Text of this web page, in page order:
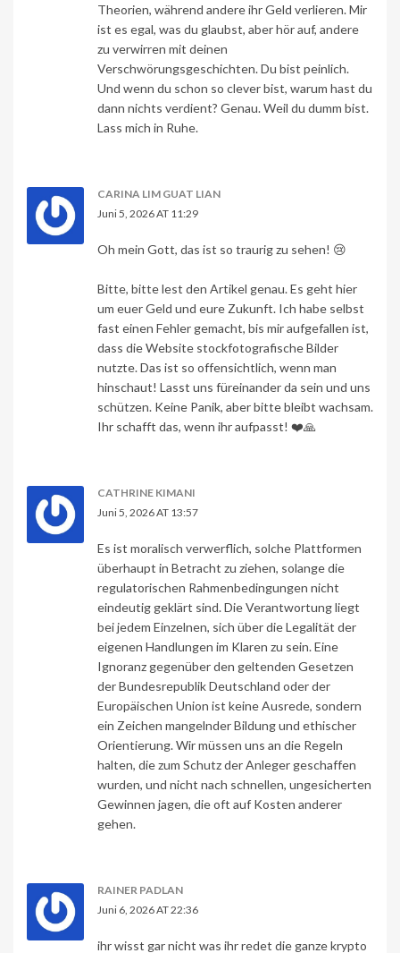
Theorien, während andere ihr Geld verlieren. Mir
ist es egal, was du glaubst, aber hör auf, andere
zu verwirren mit deinen
Verschwörungsgeschichten. Du bist peinlich.
Und wenn du schon so clever bist, warum hast du
dann nichts verdient? Genau. Weil du dumm bist.
Lass mich in Ruhe.
CARINA LIM GUAT LIAN
Juni 5, 2026 AT 11:29
Oh mein Gott, das ist so traurig zu sehen! 😢
Bitte, bitte lest den Artikel genau. Es geht hier
um euer Geld und eure Zukunft. Ich habe selbst
fast einen Fehler gemacht, bis mir aufgefallen ist,
dass die Website stockfotografische Bilder
nutzte. Das ist so offensichtlich, wenn man
hinschaut! Lasst uns füreinander da sein und uns
schützen. Keine Panik, aber bitte bleibt wachsam.
Ihr schafft das, wenn ihr aufpasst! ❤️🙏
CATHRINE KIMANI
Juni 5, 2026 AT 13:57
Es ist moralisch verwerflich, solche Plattformen
überhaupt in Betracht zu ziehen, solange die
regulatorischen Rahmenbedingungen nicht
eindeutig geklärt sind. Die Verantwortung liegt
bei jedem Einzelnen, sich über die Legalität der
eigenen Handlungen im Klaren zu sein. Eine
Ignoranz gegenüber den geltenden Gesetzen
der Bundesrepublik Deutschland oder der
Europäischen Union ist keine Ausrede, sondern
ein Zeichen mangelnder Bildung und ethischer
Orientierung. Wir müssen uns an die Regeln
halten, die zum Schutz der Anleger geschaffen
wurden, und nicht nach schnellen, ungesicherten
Gewinnen jagen, die oft auf Kosten anderer
gehen.
RAINER PADLAN
Juni 6, 2026 AT 22:36
ihr wisst gar nicht was ihr redet die ganze krypto